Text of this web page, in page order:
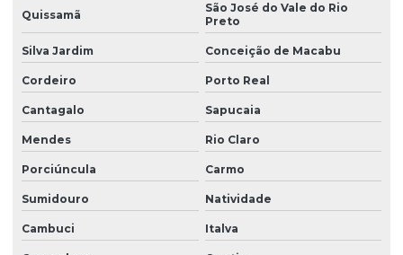
Instalação de canteiro de obras em curitiba
Instalação de canteiro de obras em paraná
Instalação de escritório para canteiro de obra
Instalação de refeitório para canteiro de obra
Instalação de vestiário para canteiro de obra
Montadora de almoxarifado para canteiro de obra
Quissamã
São José do Vale do Rio
Preto
Silva Jardim Conceição de Macabu
Cordeiro Porto Real
Cantagalo Sapucaia
Mendes Rio Claro
Porciúncula Carmo
Sumidouro Natividade
Cambuci Italva